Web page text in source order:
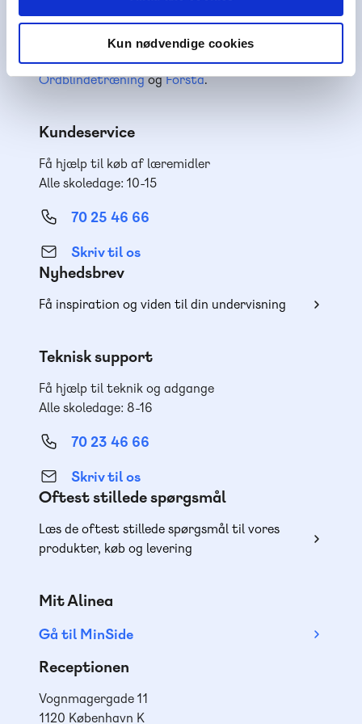
Kun nødvendige cookies
førende læringshuse,Lindhardt og Ringhof
, sammen medAkademisk Forlag
Praxis,GoTutor(herunder iNorge),
OrdblindetræningogForstå.
Kundeservice
Få hjælp til køb af læremidler
Alle skoledage: 10-15
70 25 46 66
Skriv til os
Nyhedsbrev
Få inspiration og viden til din undervisning
Teknisk support
Få hjælp til teknik og adgange
Alle skoledage: 8-16
70 23 46 66
Skriv til os
Oftest stillede spørgsmål
Læs de oftest stillede spørgsmål til vores
produkter, køb og levering
Mit Alinea
Gå til MinSide
Receptionen
Vognmagergade 11
1120 København K